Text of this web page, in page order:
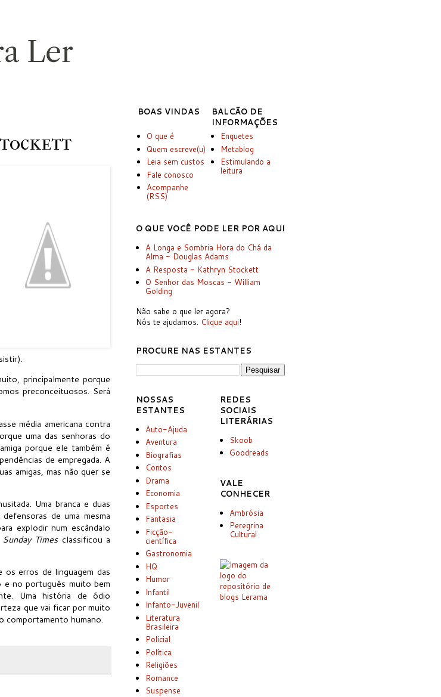
principalmente porque
preconceituosos. Será
média americana contra
uma das senhoras do
porque ele também é
de empregada. A
amigas, mas não quer se
Uma branca e duas
de uma mesma
explodir num escândalo
Sunday Timesclassificou a
os erros de linguagem das
e no português muito bem
Uma história de ódio
que vai ficar por muito
comportamento humano.
BOAS VINDAS
BALCÃO DE
INFORMAÇÕES
O que é
Quem escreve(u)
Leia sem custos
Fale conosco
Acompanhe
(RSS)
Enquetes
Metablog
Estimulando a
leitura
O QUE VOCÊ PODE LER POR AQUI
A Longa e Sombria Hora do Chá da
Alma - Douglas Adams
A Resposta - Kathryn Stockett
O Senhor das Moscas - William
Golding
Não sabe o que ler agora?
Nós te ajudamos. Clique aqui!
PROCURE NAS ESTANTES
NOSSAS
ESTANTES
Auto-Ajuda
Aventura
Biografias
Contos
Drama
Economia
Esportes
Fantasia
Ficção-
científica
Gastronomia
HQ
Humor
Infantil
Infanto-Juvenil
Literatura
Brasileira
Policial
Política
Religiões
Romance
Suspense
REDES
SOCIAIS
LITERÁRIAS
Skoob
Goodreads
VALE
CONHECER
Ambrósia
Peregrina
Cultural